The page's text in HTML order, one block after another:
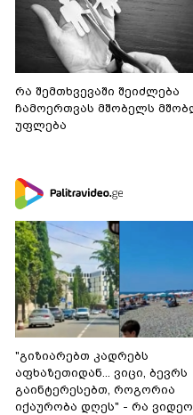
რა შემთხვევაში შეიძლება
ჩამოერთვას მშობელს
უფლება
"გიზიარებთ კადრებს
აფხაზეთიდან... ვიცი, ბევრს
გაინტერესებთ, როგორია
იქაურობა დღეს" - რა ვიდეო